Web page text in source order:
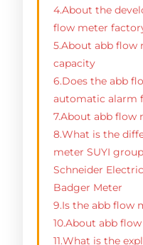
4.About the
flow meter
5.About abb
capacity
6.Does the abb
automatic alarm
7.About abb flow
8.What is the
meter SUYI
Schneider
Badger Meter
9.Is the abb flow
10.About abb
11.What is the